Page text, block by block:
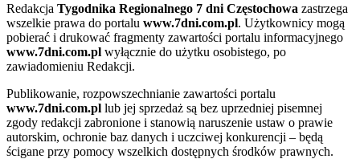
Redakcja Tygodnika Regionalnego 7 dni Częstochowa zastrzega
wszelkie prawa do portalu www.7dni.com.pl. Użytkownicy mogą
pobierać i drukować fragmenty zawartości portalu informacyjnego
www.7dni.com.pl wyłącznie do użytku osobistego, po
zawiadomieniu Redakcji.
Publikowanie, rozpowszechnianie zawartości portalu
www.7dni.com.pl lub jej sprzedaż są bez uprzedniej pisemnej
zgody redakcji zabronione i stanowią naruszenie ustaw o prawie
autorskim, ochronie baz danych i uczciwej konkurencji – będą
ścigane przy pomocy wszelkich dostępnych środków prawnych.